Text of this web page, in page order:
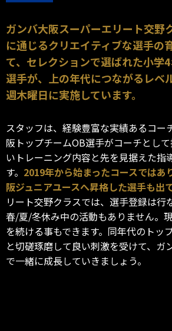
ガンバ大阪スーパーエリート交野
に通じるクリエイティブな選手の
て、セレクションで選ばれた小学
選手が、上の年代につながるレベ
週木曜日に実施しています。
スタッフは、経験豊富な実績あるコー
阪トップチームOB選手がコーチとし
いトレーニング内容と先を見据えた指
す。 2019年から始まったコースではあ
阪ジュニアユースへ昇格した選手も出
リート交野クラスでは、選手登録は行
春/夏/冬休み中の活動もありません。
を続ける事もできます。同年代のトッ
と切磋琢磨して良い刺激を受けて、ガ
で一緒に成長していきましょう。